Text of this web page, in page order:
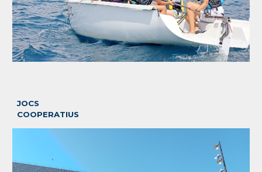
JOCS
COOPERATIUS